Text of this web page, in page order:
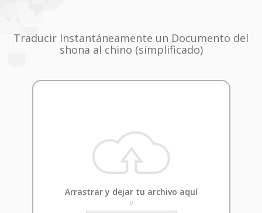
Traducir Instantáneamente un Documento del
shona al chino (simplificado)
Arrastrar y dejar tu archivo aquí
o